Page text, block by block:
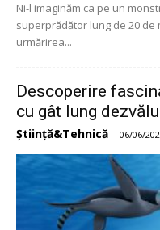
Ni-l imaginăm ca pe un
superprădător lung de 20
urmărirea...
Descoperire
cu gât lung
Știință&Tehnică - 06/06/